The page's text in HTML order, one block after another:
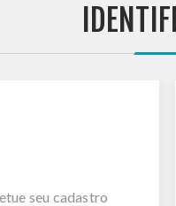
seu cadastro